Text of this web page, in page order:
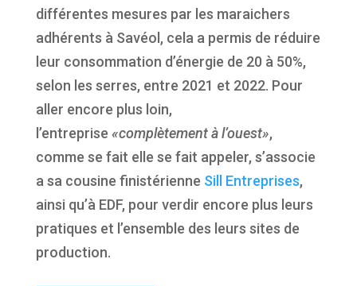
différentes mesures par les maraichers
adhérents à Savéol, cela a permis de réduire
leur consommation d’énergie de 20 à 50%,
selon les serres, entre 2021 et 2022. Pour
aller encore plus loin,
l’entreprise «complètement à l’ouest»,
comme se fait elle se fait appeler, s’associe
a sa cousine finistérienne Sill Entreprises,
ainsi qu’à EDF, pour verdir encore plus leurs
pratiques et l’ensemble des leurs sites de
production.